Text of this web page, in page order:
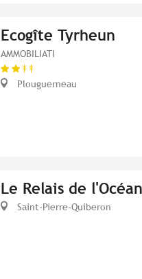
Ecogîte Tyrheun
AMMOBILIATI
Plouguerneau
Le Relais de l'Océan
Saint-Pierre-Quiberon